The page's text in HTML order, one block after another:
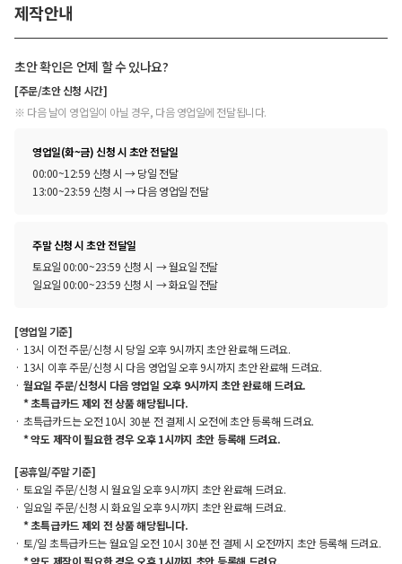
제작안내
초안 확인은 언제 할 수 있나요?
[주문/초안 신청 시간]
※ 다음 날이 영업일이 아닐 경우, 다음 영업일에 전달됩니다.
영업일(화~금) 신청 시 초안 전달일
00:00~12:59 신청 시 → 당일 전달
13:00~23:59 신청 시 → 다음 영업일 전달
주말 신청 시 초안 전달일
토요일 00:00~23:59 신청 시 → 월요일 전달
일요일 00:00~23:59 신청 시 → 화요일 전달
[영업일 기준]
13시 이전 주문/신청 시 당일 오후 9시까지 초안 완료해 드려요.
13시 이후 주문/신청 시 다음 영업일 오후 9시까지 초안 완료해 드려요.
월요일 주문/신청시 다음 영업일 오후 9시까지 초안 완료해 드려요.
* 초특급카드 제외 전 상품 해당됩니다.
초특급카드는 오전 10시 30분 전 결제 시 오전에 초안 등록해 드려요.
* 약도 제작이 필요한 경우 오후 1시까지 초안 등록해 드려요.
[공휴일/주말 기준]
토요일 주문/신청 시 월요일 오후 9시까지 초안 완료해 드려요.
일요일 주문/신청 시 화요일 오후 9시까지 초안 완료해 드려요.
* 초특급카드 제외 전 상품 해당됩니다.
토/일 초특급카드는 월요일 오전 10시 30분 전 결제 시 오전까지 초안 등록해 드려요.
* 약도 제작이 필요한 경우 오후 1시까지 초안 등록해 드려요.